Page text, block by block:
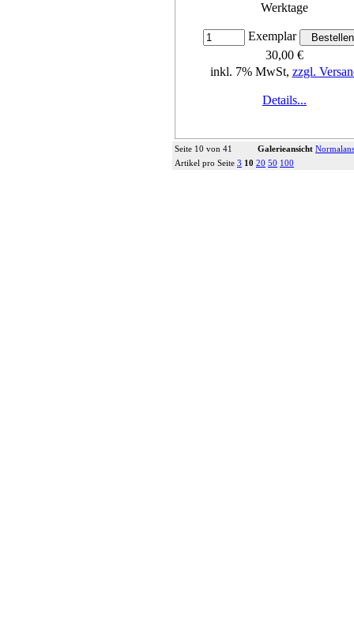
Werktage
Exemplar
30,00 €
inkl. 7% MwSt, zzgl.
Details...
Seite 10 von 41 Galerieansicht
Artikel pro Seite 3 10 20 50 100